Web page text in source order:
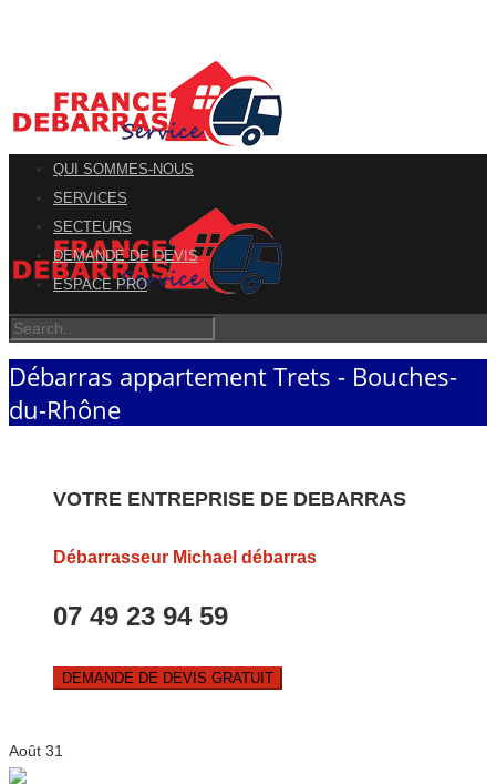
QUI SOMMES-NOUS
SERVICES
SECTEURS
DEMANDE DE DEVIS
ESPACE PRO
Débarras appartement Trets - Bouches-
du-Rhône
VOTRE ENTREPRISE DE DEBARRAS
Débarrasseur Michael débarras
07 49 23 94 59
DEMANDE DE DEVIS GRATUIT
Août 31